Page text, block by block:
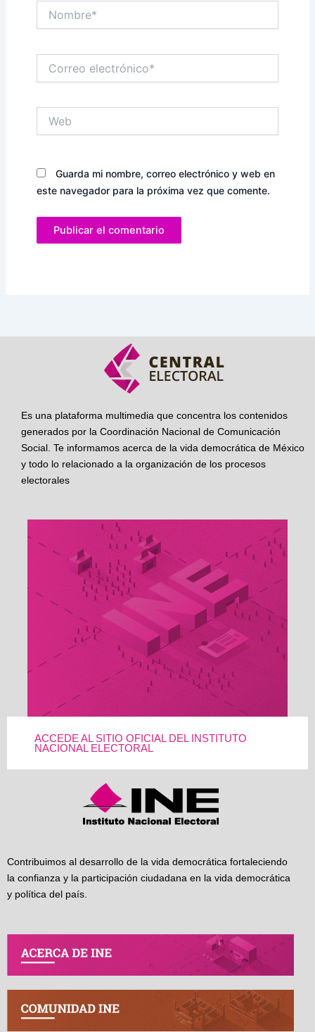
electrónico*
Guarda mi nombre, correo electrónico y web en
este navegador para la próxima vez que comente.
Es una plataforma multimedia que concentra los contenidos
generados por la Coordinación Nacional de Comunicación
Social. Te informamos acerca de la vida democrática de México
y todo lo relacionado a la organización de los procesos
electorales
ACCEDE AL SITIO OFICIAL DEL INSTITUTO
NACIONAL ELECTORAL
Contribuimos al desarrollo de la vida democrática fortaleciendo
la confianza y la participación ciudadana en la vida democrática
y política del país.